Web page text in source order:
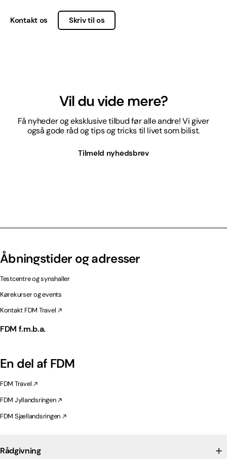
Kontakt os Skriv til os
Vil du vide mere?
Få nyheder og eksklusive tilbud før alle andre! Vi giver
også gode råd og tips og tricks til livet som bilist.
Tilmeld nyhedsbrev
Åbningstider og adresser
Testcentre og synshaller
Kørekurser og events
Kontakt FDM Travel
FDM f.m.b.a.
En del af FDM
FDM Travel
FDM Jyllandsringen
FDM Sjællandsringen
Rådgivning